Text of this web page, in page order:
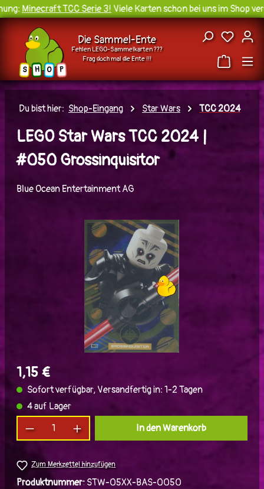
Zum Hauptinhalt springen
Minecraft TCC Serie 3!Viele Karten schon bei uns im Shop
S H O P
Die Sammel-Ente
Fehlen LEGO-Sammelkarten ???
Frag doch mal die Ente !!!
Du
Du bist hier: Shop-Eingang Star Wars TCC 2024
LEGO Star Wars TCC 2024 |
#050 Grossinquisitor
Blue Ocean Entertainment AG
Bildergalerie überspringen
1,15 €
Sofort verfügbar, Versandfertig in: 1-2 Tagen
4 auf Lager
Produkt Anzahl: Gib den gewünschten Wert
In den Warenkorb
Zum Merkzettel hinzufügen
Produktnummer: STW-05XX-BAS-0050